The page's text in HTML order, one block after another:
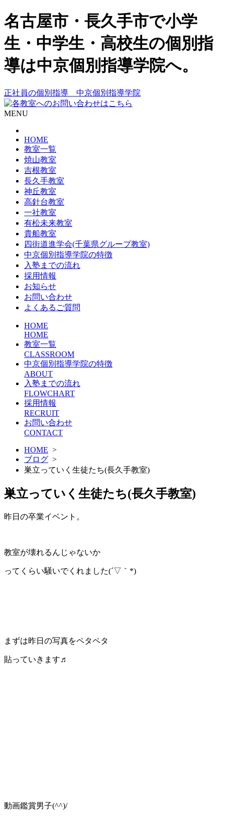
名古屋市・長久手市で小学
生・中学生・高校生の個別指
導は中京個別指導学院へ。
正社員の個別指導 中京個別指導学院
MENU
HOME
教室一覧
焼山教室
吉根教室
長久手教室
神丘教室
高針台教室
一社教室
有松未来教室
貴船教室
四街道進学会(千葉県グループ教室)
中京個別指導学院の特徴
入塾までの流れ
採用情報
お知らせ
お問い合わせ
よくあるご質問
HOME
HOME
教室一覧
CLASSROOM
中京個別指導学院の特徴
ABOUT
入塾までの流れ
FLOWCHART
採用情報
RECRUIT
お問い合わせ
CONTACT
HOME >
ブログ >
巣立っていく生徒たち(長久手教室)
巣立っていく生徒たち(長久手教室)
昨日の卒業イベント。
教室が壊れるんじゃないか
ってくらい騒いでくれました(´▽｀*)
まずは昨日の写真をペタペタ
貼っていきます♬
動画鑑賞男子(^^)/